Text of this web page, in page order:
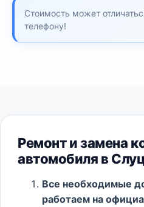
Стоимость может
телефону!
Ремонт и замена
автомобиля в
Все необходимые
работаем на